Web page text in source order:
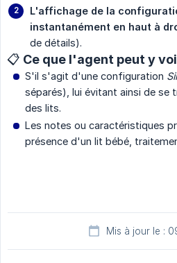
L'affichage de la
instantanément en haut à
de détails).
📋 Ce que l'agent peut y
S'il s'agit d'une configuration
séparés), lui évitant ainsi de se
des lits.
Les notes ou caractéristiques
présence d'un lit bébé,
Mis à jour le :